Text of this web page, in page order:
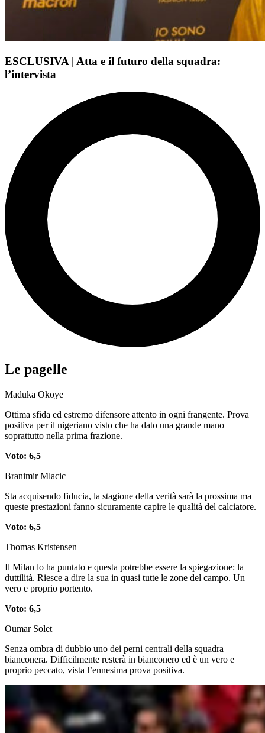
ESCLUSIVA | Atta e il futuro della squadra:
l’intervista
Le pagelle
Maduka Okoye
Ottima sfida ed estremo difensore attento in ogni frangente. Prova
positiva per il nigeriano visto che ha dato una grande mano
soprattutto nella prima frazione.
Voto: 6,5
Branimir Mlacic
Sta acquisendo fiducia, la stagione della verità sarà la prossima ma
queste prestazioni fanno sicuramente capire le qualità del calciatore.
Voto: 6,5
Thomas Kristensen
Il Milan lo ha puntato e questa potrebbe essere la spiegazione: la
duttilità. Riesce a dire la sua in quasi tutte le zone del campo. Un
vero e proprio portento.
Voto: 6,5
Oumar Solet
Senza ombra di dubbio uno dei perni centrali della squadra
bianconera. Difficilmente resterà in bianconero ed è un vero e
proprio peccato, vista l’ennesima prova positiva.